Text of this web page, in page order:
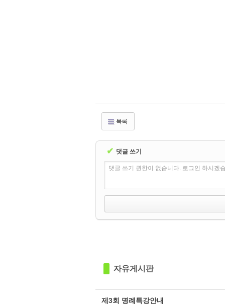
목록
✔ 댓글 쓰기
댓글 쓰기 권한이 없습니다. 로그인 하시겠
자유게시판
제3회 명례특강안내